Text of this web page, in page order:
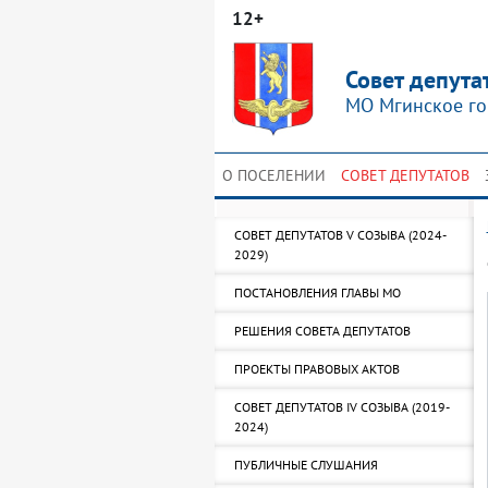
12+
Совет
МО Мгинское
О ПОСЕЛЕНИИ СОВЕТ ДЕПУТАТОВ
СОВЕТ ДЕПУТАТОВ V СОЗЫВА (2024-
2029)
ПОСТАНОВЛЕНИЯ ГЛАВЫ МО
РЕШЕНИЯ СОВЕТА ДЕПУТАТОВ
ПРОЕКТЫ ПРАВОВЫХ АКТОВ
СОВЕТ ДЕПУТАТОВ IV СОЗЫВА (2019-
2024)
ПУБЛИЧНЫЕ СЛУШАНИЯ